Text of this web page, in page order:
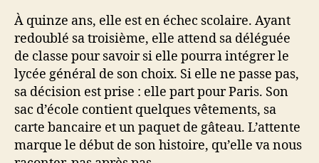
À quinze ans, elle est en échec scolaire. Ayant
redoublé sa troisième, elle attend sa déléguée
de classe pour savoir si elle pourra intégrer le
lycée général de son choix. Si elle ne passe pas,
sa décision est prise : elle part pour Paris. Son
sac d’école contient quelques vêtements, sa
carte bancaire et un paquet de gâteau. L’attente
marque le début de son histoire, qu’elle va nous